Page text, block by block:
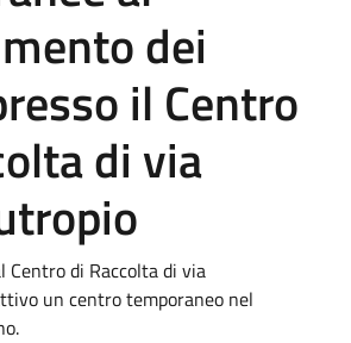
dei
il Centro
di via
Centro di Raccolta di via
un centro temporaneo nel